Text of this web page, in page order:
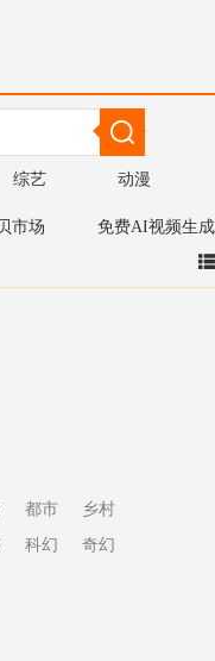
综艺 动漫
市场 免费AI视频生成
都市
乡村
科幻
奇幻